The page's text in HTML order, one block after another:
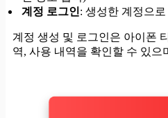
계정 로그인: 생성한 계정으
계정 생성 및 로그인은 아이폰
역, 사용 내역을 확인할 수 있